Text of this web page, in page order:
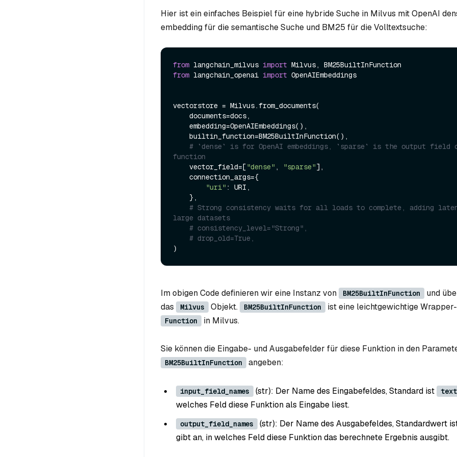
Hier ist ein einfaches Beispiel für eine hybride Suche in Milvus mit OpenAI
embedding für die semantische Suche und BM25 für die Volltextsuche:
from langchain_milvus import
from langchain_openai import OpenAIEmbeddings
vectorstore = Milvus.from_documents(
# `dense` is for OpenAI embeddings, `sparse` is the output field
function
    vector_field=[
"dense" , "sparse"],
"uri" : URI,
# Strong consistency waits for all loads to complete, adding
large datasets
# consistency_level="Strong",
# drop_old=True,
Im obigen Code definieren wir eine Instanz von BM25BuiltInFunction
und
das
Milvus Objekt. BM25BuiltInFunction ist eine leichtgewichtige
Function in Milvus.
Sie können die Eingabe- und Ausgabefelder für diese Funktion in den
BM25BuiltInFunction angeben:
input_field_names (str): Der Name des Eingabefeldes, Standard ist text
welches Feld diese Funktion als Eingabe liest.
output_field_names (str): Der Name des Ausgabefeldes, Standardwert
gibt an, in welches Feld diese Funktion das berechnete Ergebnis ausgibt.